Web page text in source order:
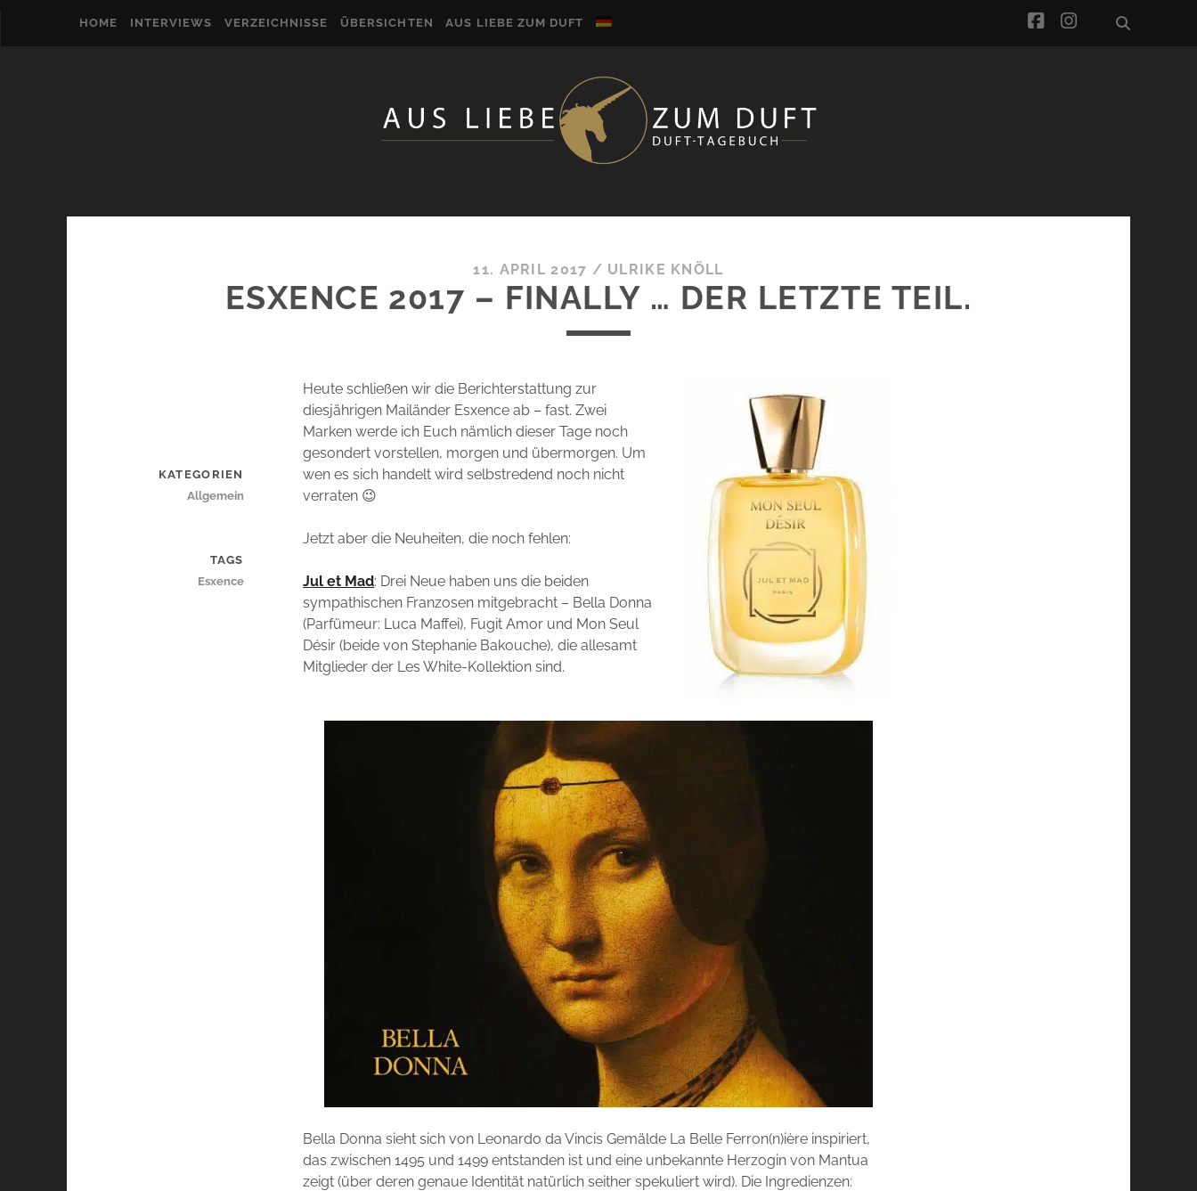
HOME INTERVIEWS VERZEICHNISSE ÜBERSICHTEN AUS LIEBE ZUM DUFT facebook
instagram
11. APRIL 2017 / ULRIKE KNÖLL
ESXENCE 2017 – FINALLY … DER LETZTE TEIL.
Heute schließen wir die Berichterstattung zur
diesjährigen Mailänder Esxence ab – fast. Zwei
Marken werde ich Euch nämlich dieser Tage noch
gesondert vorstellen, morgen und übermorgen. Um
wen es sich handelt wird selbstredend noch nicht
verraten 😉
Jetzt aber die Neuheiten, die noch fehlen:
Jul et Mad: Drei Neue haben uns die beiden
sympathischen Franzosen mitgebracht – Bella Donna
(Parfümeur: Luca Maffei), Fugit Amor und Mon Seul
Désir (beide von Stephanie Bakouche), die allesamt
Mitglieder der Les White-Kollektion sind.
Bella Donna sieht sich von Leonardo da Vincis Gemälde La Belle Ferron(n)ière inspiriert,
das zwischen 1495 und 1499 entstanden ist und eine unbekannte Herzogin von Mantua
zeigt (über deren genaue Identität natürlich seither spekuliert wird). Die Ingredienzen:
KATEGORIEN
Allgemein
TAGS
Esxence